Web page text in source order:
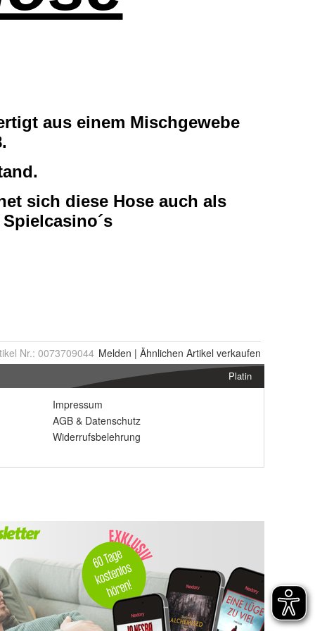
Nr.: 0073709044 Melden | Ähnlichen Artikel verkaufen
Platin
Impressum
AGB & Datenschutz
Widerrufsbelehrung